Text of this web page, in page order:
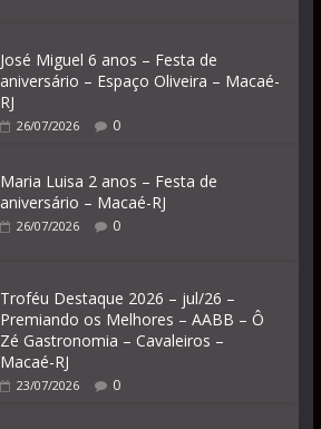
José Miguel 6 anos – Festa de
aniversário – Espaço Oliveira – Macaé-
RJ
26/07/2026 0
Maria Luisa 2 anos – Festa de
aniversário – Macaé-RJ
26/07/2026 0
Troféu Destaque 2026 – jul/26 –
Premiando os Melhores – AABB – Ô
Zé Gastronomia – Cavaleiros –
Macaé-RJ
23/07/2026 0